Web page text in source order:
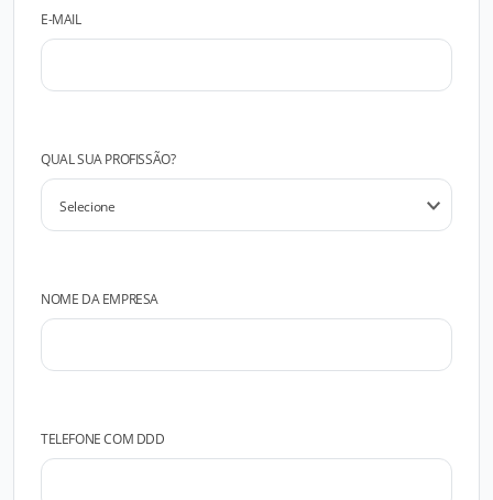
E-MAIL
QUAL SUA PROFISSÃO?
NOME DA EMPRESA
TELEFONE COM DDD